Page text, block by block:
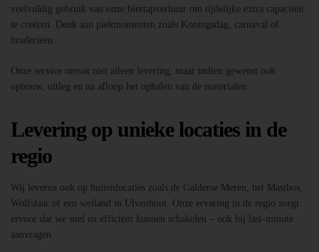
veelvuldig gebruik van onze biertapverhuur om tijdelijke extra capaciteit
te creëren. Denk aan piekmomenten zoals Koningsdag, carnaval of
braderieën.
Onze service omvat niet alleen levering, maar indien gewenst ook
opbouw, uitleg en na afloop het ophalen van de materialen.
Levering op unieke locaties in de
regio
Wij leveren ook op buitenlocaties zoals de Galderse Meren, het Mastbos,
Wolfslaar of een weiland in Ulvenhout. Onze ervaring in de regio zorgt
ervoor dat we snel en efficiënt kunnen schakelen – ook bij last-minute
aanvragen.